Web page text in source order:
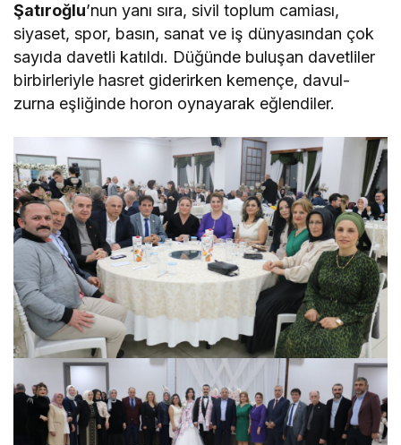
Şatıroğlu’nun yanı sıra, sivil toplum camiası,
siyaset, spor, basın, sanat ve iş dünyasından çok
sayıda davetli katıldı. Düğünde buluşan davetliler
birbirleriyle hasret giderirken kemençe, davul-
zurna eşliğinde horon oynayarak eğlendiler.